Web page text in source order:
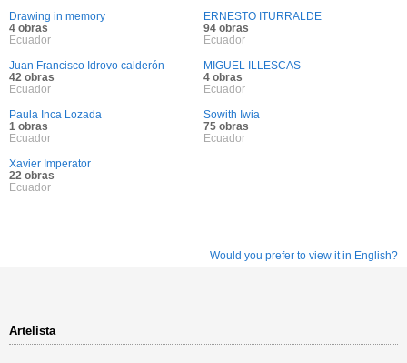
Drawing in memory
4 obras
Ecuador
ERNESTO ITURRALDE
94 obras
Ecuador
Juan Francisco Idrovo calderón
42 obras
Ecuador
MIGUEL ILLESCAS
4 obras
Ecuador
Paula Inca Lozada
1 obras
Ecuador
Sowith Iwia
75 obras
Ecuador
Xavier Imperator
22 obras
Ecuador
Would you prefer to view it in English?
Artelista